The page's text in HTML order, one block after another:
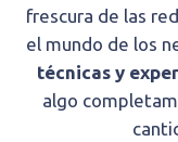
frescura de las
el mundo de los
técnicas y
algo